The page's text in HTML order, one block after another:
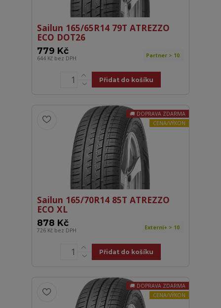
Sailun 165/65R14 79T ATREZZO
ECO DOT26
779 Kč
644 Kč bez DPH Partner > 10
Přidat do košíku
DOPRAVA ZDARMA
CENA/VÝKON
Sailun 165/70R14 85T ATREZZO
ECO XL
878 Kč
726 Kč bez DPH Externí+ > 10
Přidat do košíku
DOPRAVA ZDARMA
CENA/VÝKON